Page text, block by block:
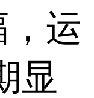
，运
显